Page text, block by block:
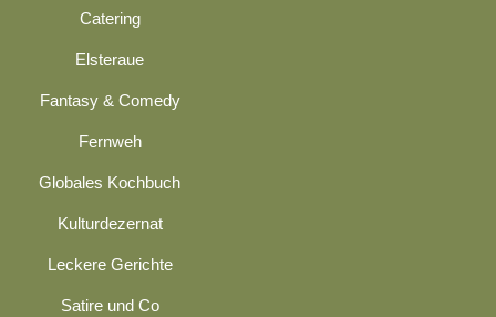
Catering
Elsteraue
Fantasy & Comedy
Fernweh
Globales Kochbuch
Kulturdezernat
Leckere Gerichte
Satire und Co